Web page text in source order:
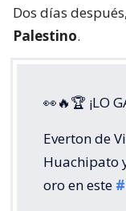
Dos días
Palestino.
👀🔥🏆 ¡LO
Everton de
Huachipato
oro en este